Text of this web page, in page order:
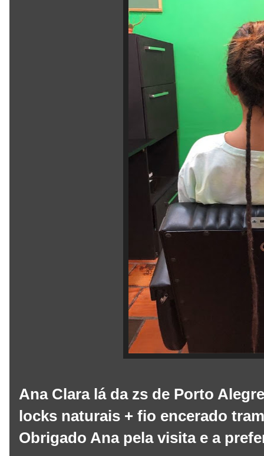
Ana Clara lá da zs de Porto
locks naturais + fio encerado
Obrigado Ana pela visita e a